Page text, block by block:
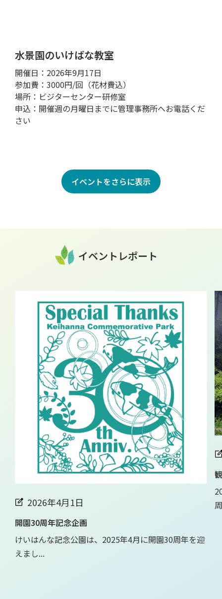
水景園のいけばな教室
開催日：2026年9月17日
参加費：3000円/回（花材費込）
場所：ビジターセンター研修室
申込：開催週の月曜日までに管理事務所へお電話くだ
さい
イベントをさらに表示
イベントレポート
2026年4月1日
開園30周年記念企画
けいはんな記念公園は、2025年4月に開園30周年を迎
えまし...